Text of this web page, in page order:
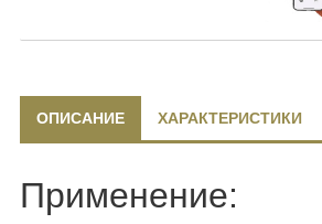
ОПИСАНИЕ ХАРАКТЕРИСТИКИ
Применение: